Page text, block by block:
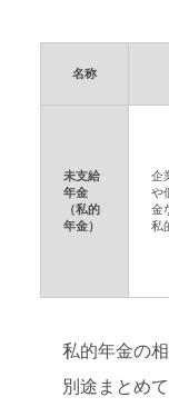
名称
未支給
年金
（私的
年金）
企
や
金
私
私的年金の
別途まとめ